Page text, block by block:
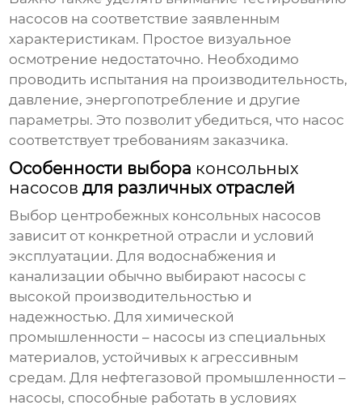
насосов на соответствие заявленным
характеристикам. Простое визуальное
осмотрение недостаточно. Необходимо
проводить испытания на производительность,
давление, энергопотребление и другие
параметры. Это позволит убедиться, что насос
соответствует требованиям заказчика.
Особенности выбора консольных
насосов для различных отраслей
Выбор центробежных консольных насосов
зависит от конкретной отрасли и условий
эксплуатации. Для водоснабжения и
канализации обычно выбирают насосы с
высокой производительностью и
надежностью. Для химической
промышленности – насосы из специальных
материалов, устойчивых к агрессивным
средам. Для нефтегазовой промышленности –
насосы, способные работать в условиях